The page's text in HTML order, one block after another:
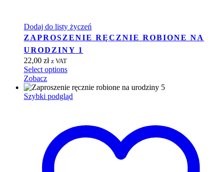
Dodaj do listy życzeń
ZAPROSZENIE RĘCZNIE ROBIONE NA
URODZINY 1
22,00 zł z VAT
Select options
Zobacz
Szybki podgląd